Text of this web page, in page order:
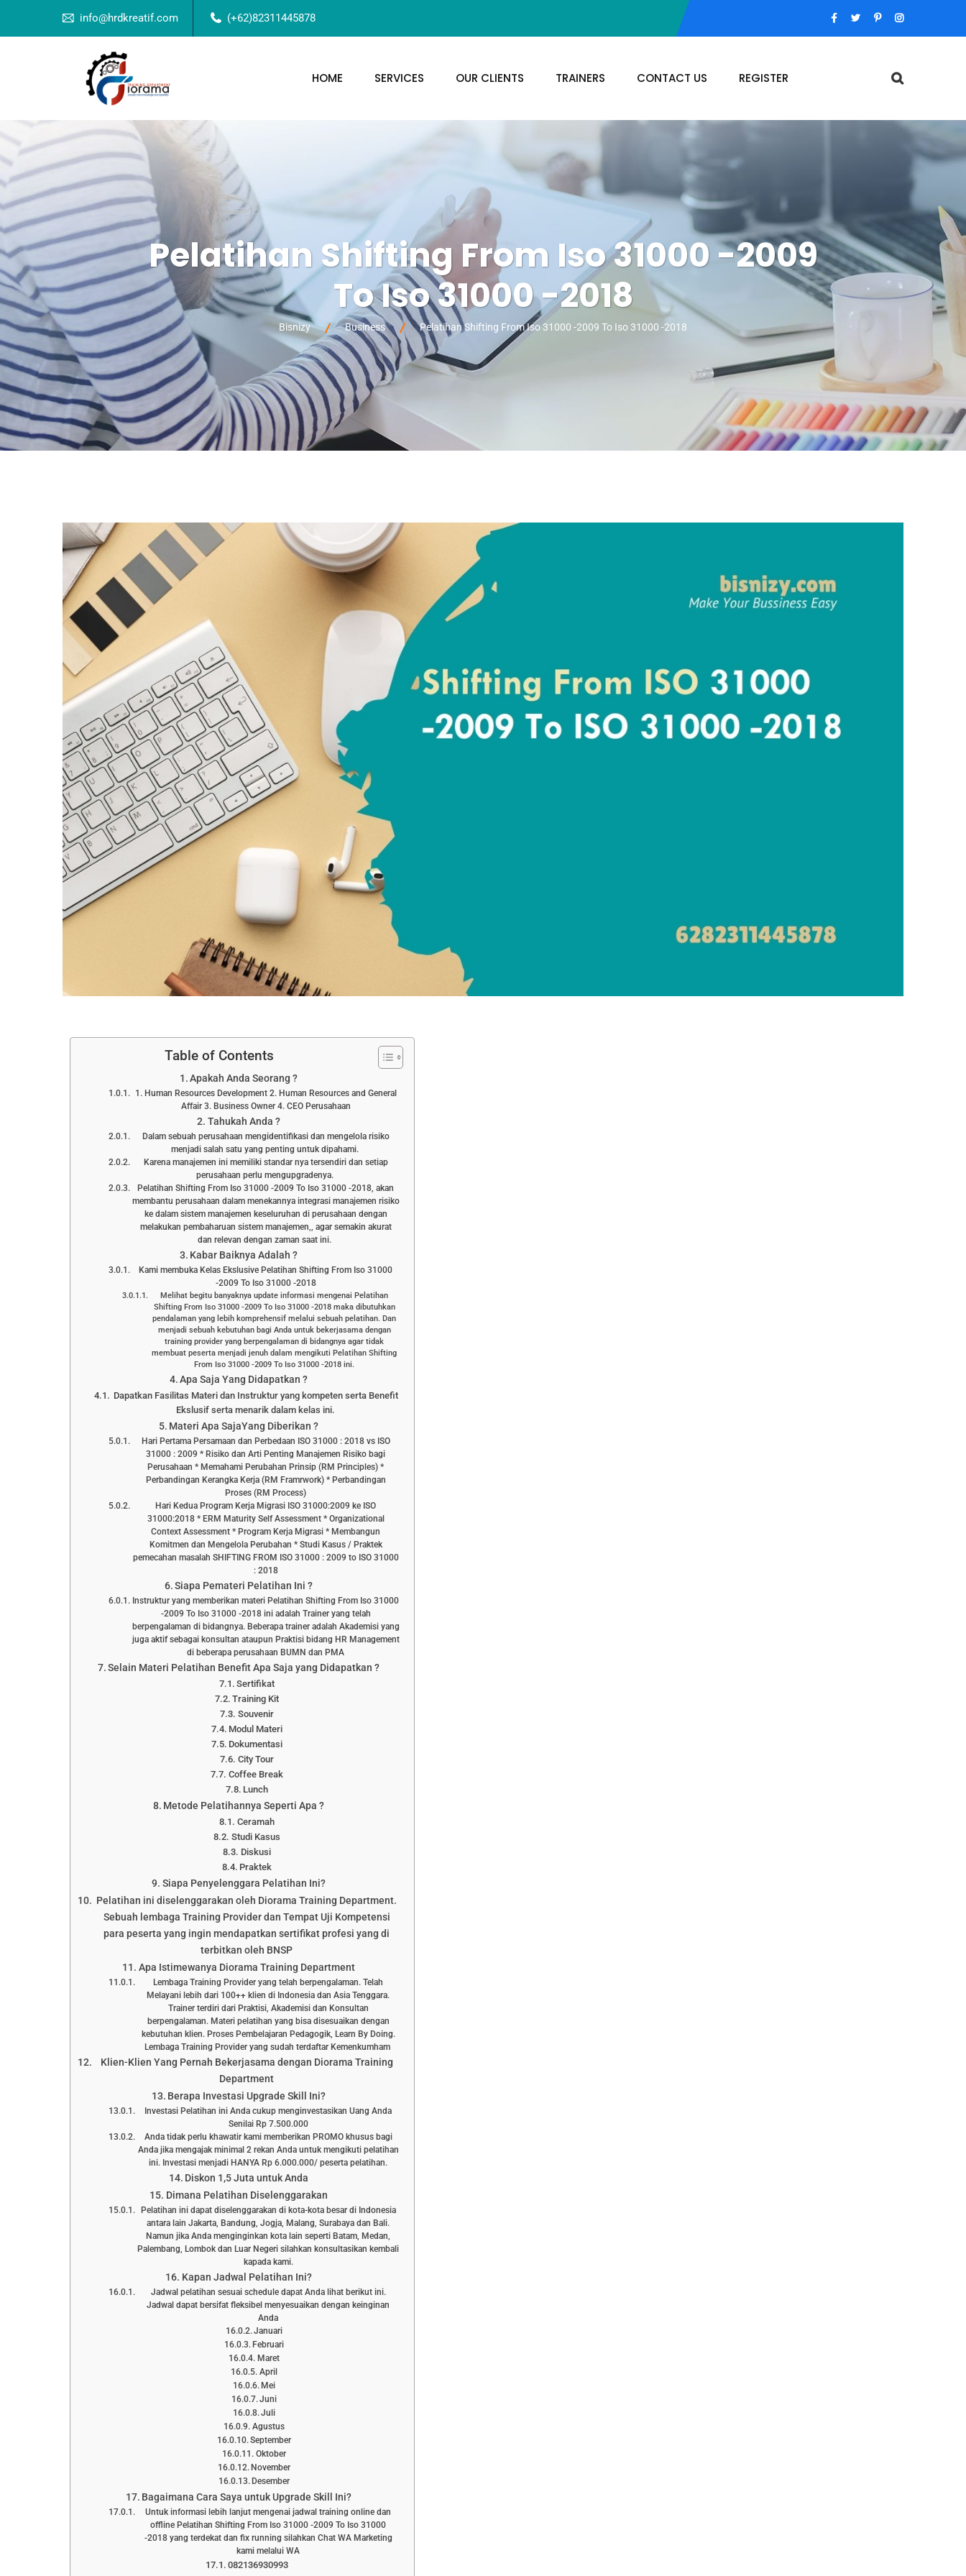
info@hrdkreatif.com (+62)82311445878
HOME SERVICES OUR CLIENTS TRAINERS CONTACT US REGISTER
Pelatihan Shifting From Iso 31000 -2009
To Iso 31000 -2018
Bisnizy Business Pelatihan Shifting From Iso 31000 -2009 To Iso 31000 -2018
Table of Contents
Apakah Anda Seorang ?
1. Human Resources Development 2. Human Resources and General
Affair 3. Business Owner 4. CEO Perusahaan
Tahukah Anda ?
Dalam sebuah perusahaan mengidentifikasi dan mengelola risiko
menjadi salah satu yang penting untuk dipahami.
Karena manajemen ini memiliki standar nya tersendiri dan setiap
perusahaan perlu mengupgradenya.
Pelatihan Shifting From Iso 31000 -2009 To Iso 31000 -2018, akan
membantu perusahaan dalam menekannya integrasi manajemen risiko
ke dalam sistem manajemen keseluruhan di perusahaan dengan
melakukan pembaharuan sistem manajemen,, agar semakin akurat
dan relevan dengan zaman saat ini.
Kabar Baiknya Adalah ?
Kami membuka Kelas Ekslusive Pelatihan Shifting From Iso 31000
-2009 To Iso 31000 -2018
Melihat begitu banyaknya update informasi mengenai Pelatihan
Shifting From Iso 31000 -2009 To Iso 31000 -2018 maka dibutuhkan
pendalaman yang lebih komprehensif melalui sebuah pelatihan. Dan
menjadi sebuah kebutuhan bagi Anda untuk bekerjasama dengan
training provider yang berpengalaman di bidangnya agar tidak
membuat peserta menjadi jenuh dalam mengikuti Pelatihan Shifting
From Iso 31000 -2009 To Iso 31000 -2018 ini.
Apa Saja Yang Didapatkan ?
Dapatkan Fasilitas Materi dan Instruktur yang kompeten serta Benefit
Ekslusif serta menarik dalam kelas ini.
Materi Apa SajaYang Diberikan ?
Hari Pertama Persamaan dan Perbedaan ISO 31000 : 2018 vs ISO
31000 : 2009 * Risiko dan Arti Penting Manajemen Risiko bagi
Perusahaan * Memahami Perubahan Prinsip (RM Principles) *
Perbandingan Kerangka Kerja (RM Framrwork) * Perbandingan
Proses (RM Process)
Hari Kedua Program Kerja Migrasi ISO 31000:2009 ke ISO
31000:2018 * ERM Maturity Self Assessment * Organizational
Context Assessment * Program Kerja Migrasi * Membangun
Komitmen dan Mengelola Perubahan * Studi Kasus / Praktek
pemecahan masalah SHIFTING FROM ISO 31000 : 2009 to ISO 31000
: 2018
Siapa Pemateri Pelatihan Ini ?
Instruktur yang memberikan materi Pelatihan Shifting From Iso 31000
-2009 To Iso 31000 -2018 ini adalah Trainer yang telah
berpengalaman di bidangnya. Beberapa trainer adalah Akademisi yang
juga aktif sebagai konsultan ataupun Praktisi bidang HR Management
di beberapa perusahaan BUMN dan PMA
Selain Materi Pelatihan Benefit Apa Saja yang Didapatkan ?
Sertifikat
Training Kit
Souvenir
Modul Materi
Dokumentasi
City Tour
Coffee Break
Lunch
Metode Pelatihannya Seperti Apa ?
Ceramah
Studi Kasus
Diskusi
Praktek
Siapa Penyelenggara Pelatihan Ini?
Pelatihan ini diselenggarakan oleh Diorama Training Department.
Sebuah lembaga Training Provider dan Tempat Uji Kompetensi
para peserta yang ingin mendapatkan sertifikat profesi yang di
terbitkan oleh BNSP
Apa Istimewanya Diorama Training Department
Lembaga Training Provider yang telah berpengalaman. Telah
Melayani lebih dari 100++ klien di Indonesia dan Asia Tenggara.
Trainer terdiri dari Praktisi, Akademisi dan Konsultan
berpengalaman. Materi pelatihan yang bisa disesuaikan dengan
kebutuhan klien. Proses Pembelajaran Pedagogik, Learn By Doing.
Lembaga Training Provider yang sudah terdaftar Kemenkumham
Klien-Klien Yang Pernah Bekerjasama dengan Diorama Training
Department
Berapa Investasi Upgrade Skill Ini?
Investasi Pelatihan ini Anda cukup menginvestasikan Uang Anda
Senilai Rp 7.500.000
Anda tidak perlu khawatir kami memberikan PROMO khusus bagi
Anda jika mengajak minimal 2 rekan Anda untuk mengikuti pelatihan
ini. Investasi menjadi HANYA Rp 6.000.000/ peserta pelatihan.
Diskon 1,5 Juta untuk Anda
Dimana Pelatihan Diselenggarakan
Pelatihan ini dapat diselenggarakan di kota-kota besar di Indonesia
antara lain Jakarta, Bandung, Jogja, Malang, Surabaya dan Bali.
Namun jika Anda menginginkan kota lain seperti Batam, Medan,
Palembang, Lombok dan Luar Negeri silahkan konsultasikan kembali
kapada kami.
Kapan Jadwal Pelatihan Ini?
Jadwal pelatihan sesuai schedule dapat Anda lihat berikut ini.
Jadwal dapat bersifat fleksibel menyesuaikan dengan keinginan
Anda
Januari
Februari
Maret
April
Mei
Juni
Juli
Agustus
September
Oktober
November
Desember
Bagaimana Cara Saya untuk Upgrade Skill Ini?
Untuk informasi lebih lanjut mengenai jadwal training online dan
offline Pelatihan Shifting From Iso 31000 -2009 To Iso 31000
-2018 yang terdekat dan fix running silahkan Chat WA Marketing
kami melalui WA
082136930993